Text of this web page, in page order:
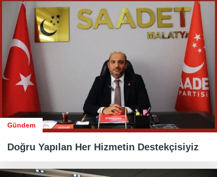
Gündem
Doğru Yapılan Her Hizmetin Destekçisiyiz